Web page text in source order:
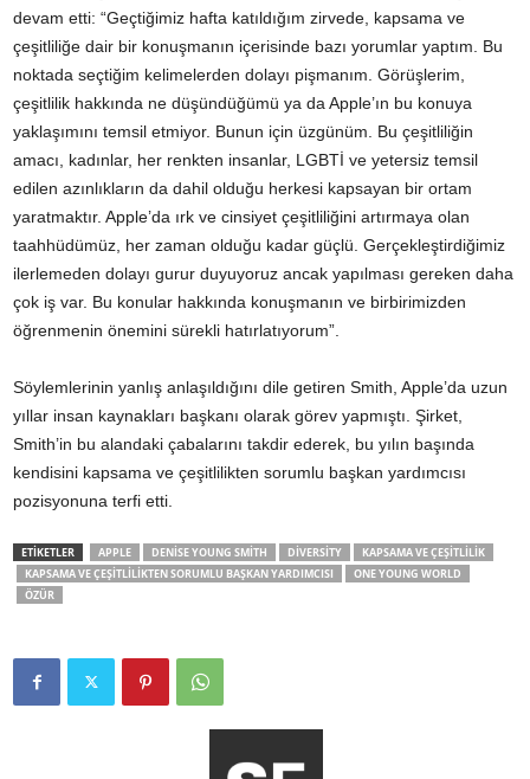
devam etti: “Geçtiğimiz hafta katıldığım zirvede, kapsama ve
çeşitliliğe dair bir konuşmanın içerisinde bazı yorumlar yaptım. Bu
noktada seçtiğim kelimelerden dolayı pişmanım. Görüşlerim,
çeşitlilik hakkında ne düşündüğümü ya da Apple’ın bu konuya
yaklaşımını temsil etmiyor. Bunun için üzgünüm. Bu çeşitliliğin
amacı, kadınlar, her renkten insanlar, LGBTİ ve yetersiz temsil
edilen azınlıkların da dahil olduğu herkesi kapsayan bir ortam
yaratmaktır. Apple’da ırk ve cinsiyet çeşitliliğini artırmaya olan
taahhüdümüz, her zaman olduğu kadar güçlü. Gerçekleştirdiğimiz
ilerlemeden dolayı gurur duyuyoruz ancak yapılması gereken daha
çok iş var. Bu konular hakkında konuşmanın ve birbirimizden
öğrenmenin önemini sürekli hatırlatıyorum”.
Söylemlerinin yanlış anlaşıldığını dile getiren Smith, Apple’da uzun
yıllar insan kaynakları başkanı olarak görev yapmıştı. Şirket,
Smith’in bu alandaki çabalarını takdir ederek, bu yılın başında
kendisini kapsama ve çeşitlilikten sorumlu başkan yardımcısı
pozisyonuna terfi etti.
ETİKETLER APPLE DENISE YOUNG SMITH DIVERSITY
KAPSAMA VE ÇEŞITLILIK
KAPSAMA VE ÇEŞITLILIKTEN SORUMLU BAŞKAN YARDIMCISI
ONE YOUNG WORLD
ÖZÜR